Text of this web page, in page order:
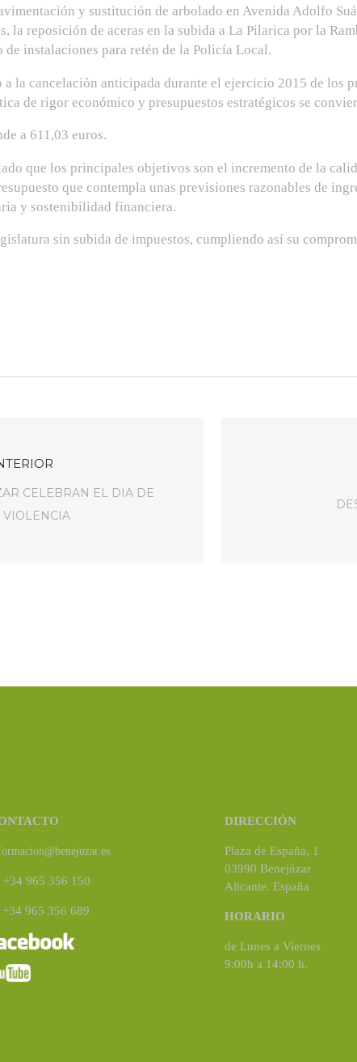
y sustitución de arbolado en Avenida Adolfo
la reposición de aceras en la subida a La Pilarica por la
instalaciones para retén de la Policía Local.
la cancelación anticipada durante el ejercicio 2015 de los
de rigor económico y presupuestos estratégicos se
a 611,03 euros.
que los principales objetivos son el incremento de la
que contempla unas previsiones razonables de
y sostenibilidad financiera.
sin subida de impuestos, cumpliendo así su
CELEBRAN EL DIA DE
VIOLENCIA
+34 965 356 150
+34 965 356 689
DIRECCIÓN
Plaza de España, 1
03990 Benejúzar
Alicante. España
HORARIO
de Lunes a Viernes
9:00h a 14:00 h.